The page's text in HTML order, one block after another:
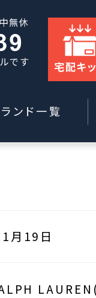
ンド一覧
月19日